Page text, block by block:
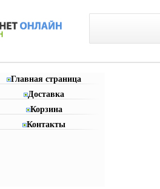
Главная страница
Доставка
Корзина
Контакты